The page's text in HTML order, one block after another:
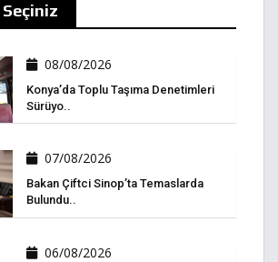
08/08/2026
Konya’da Toplu Taşıma Denetimleri
Sürüyo..
07/08/2026
Bakan Çiftci Sinop’ta Temaslarda
Bulundu..
06/08/2026